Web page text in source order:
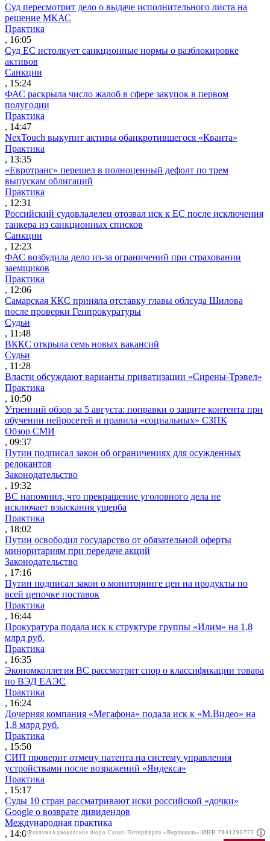
Реклама АО"Право.ру" ИНН: 7708095468
Суд пересмотрит дело о выдаче исполнительного листа на
решение МКАС
Практика
, 16:05
Суд ЕС истолкует санкционные нормы о разблокировке
активов
Санкции
, 15:24
ФАС раскрыла число жалоб в сфере закупок в первом
полугодии
Практика
, 14:47
NexTouch выкупит активы обанкротившегося «Кванта»
Практика
, 13:35
«Евротранс» перешел в полноценный дефолт по трем
выпускам облигаций
Практика
, 12:31
Российский судовладелец отозвал иск к ЕС после исключения
танкера из санкционных списков
Санкции
, 12:23
ФАС возбудила дело из-за ограничений при страховании
заемщиков
Практика
, 12:06
Самарская ККС приняла отставку главы облсуда Шилова
после проверки Генпрокуратуры
Судьи
, 11:48
ВККС открыла семь новых вакансий
Судьи
, 11:28
Власти обсуждают варианты приватизации «Сирены-Трэвел»
Практика
, 10:50
Утренний обзор за 5 августа: поправки о защите контента при
обучении нейросетей и правила «социальных» СЗПК
Обзор СМИ
, 09:37
Путин подписал закон об ограничениях для осужденных
релокантов
Законодательство
, 19:32
ВС напомнил, что прекращение уголовного дела не
исключает взыскания ущерба
Практика
, 18:02
Путин освободил государство от обязательной оферты
миноритариям при передаче акций
Законодательство
, 17:16
Путин подписал закон о мониторинге цен на продукты по
всей цепочке поставок
Практика
, 16:44
Прокуратура подала иск к структуре группы «Илим» на 1,8
млрд руб.
Практика
, 16:35
Экономколлегия ВС рассмотрит спор о классификации товара
по ВЭД ЕАЭС
Практика
, 16:24
Дочерняя компания «Мегафона» подала иск к «М.Видео» на
1,8 млрд руб.
Практика
, 15:50
СИП проверит отмену патента на систему управления
устройствами после возражений «Яндекса»
Практика
, 15:17
Суды 10 стран рассматривают иски российской «дочки»
Google о возврате дивидендов
Международная практика
, 14:09Реклама Адвокатское бюро Санкт-Петербурга «Вертикаль» ИНН 7841290773